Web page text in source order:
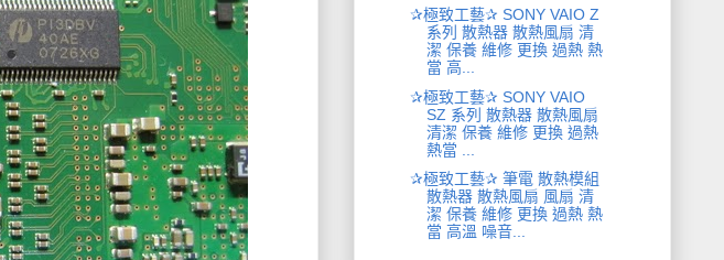
✰極致工藝✰ SONY VAIO Z
系列 散熱器 散熱風扇 清
潔 保養 維修 更換 過熱 熱
當 高...
✰極致工藝✰ SONY VAIO
SZ 系列 散熱器 散熱風扇
清潔 保養 維修 更換 過熱
熱當 ...
✰極致工藝✰ 筆電 散熱模組
散熱器 散熱風扇 風扇 清
潔 保養 維修 更換 過熱 熱
當 高溫 噪音...